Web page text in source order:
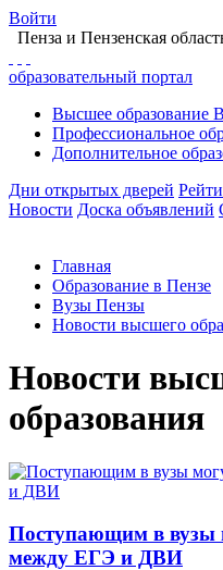
Войти
Пенза и Пензенская
образовательный портал
Высшее образование
Профессиональное
Дополнительное
Дни открытых дверей
Новости Доска объявлений
Главная
Образование в Пензе
Вузы Пензы
Новости высшего
Новости
образования
Поступающим в вузы
между ЕГЭ и ДВИ